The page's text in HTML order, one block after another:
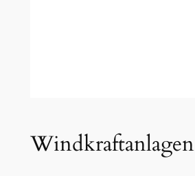
Windkraftanlagen